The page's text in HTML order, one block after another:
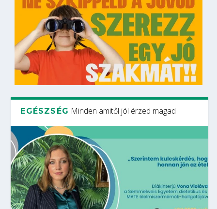
EGÉSZSÉG Minden amitől jól érzed magad